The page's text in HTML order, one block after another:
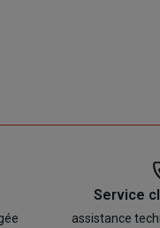
Service
assistance